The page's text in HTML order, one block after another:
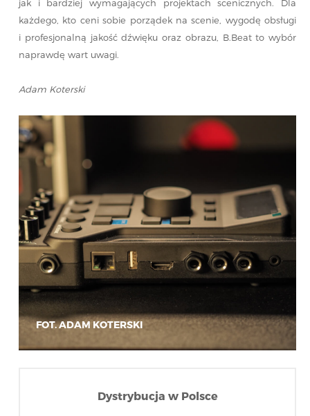
jak i bardziej wymagających projektach scenicznych. Dla
każdego, kto ceni sobie porządek na scenie, wygodę obsługi
i profesjonalną jakość dźwięku oraz obrazu, B.Beat to wybór
naprawdę wart uwagi.
Adam Koterski
FOT. ADAM KOTERSKI
Dystrybucja w Polsce